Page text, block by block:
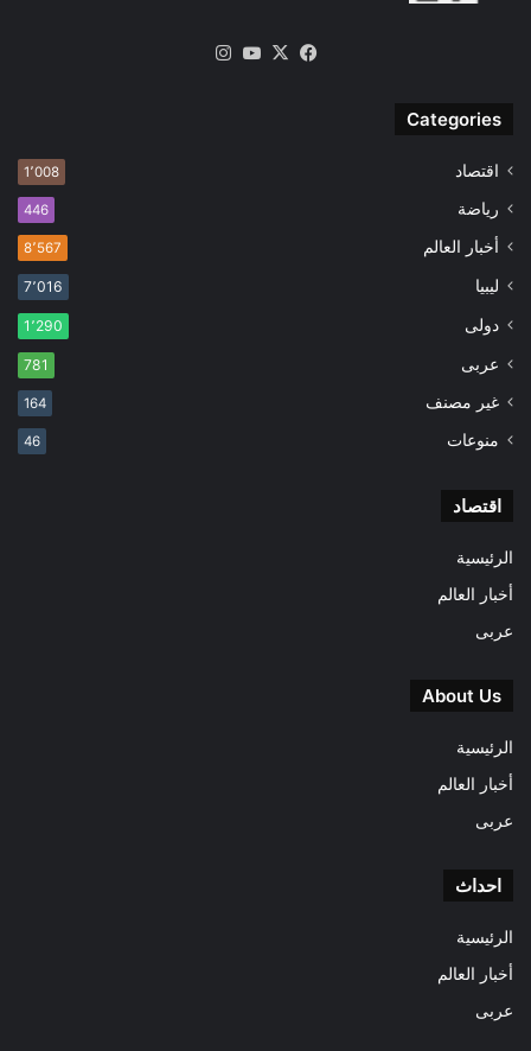
فيسبوك
‫X
‫YouTube
Categories
اقتصاد 1٬008
رياضة 446
أخبار العالم 8٬567
ليبيا 7٬016
دولى 1٬290
عربى 781
غير مصنف 164
منوعات 46
اقتصاد
الرئيسية
أخبار العالم
عربى
About Us
الرئيسية
أخبار العالم
عربى
احداث
الرئيسية
أخبار العالم
عربى